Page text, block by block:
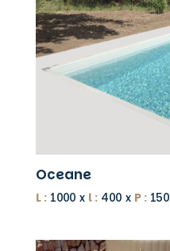
Oceane
L :1000 x l :400 x P :150